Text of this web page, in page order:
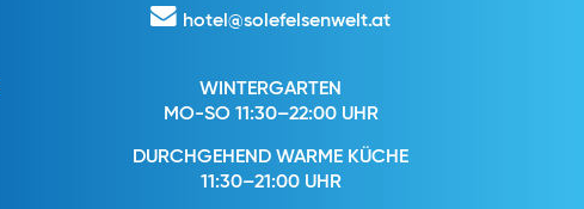
hotel@solefelsenwelt.at
WINTERGARTEN
MO-SO 11:30–22:00 UHR
DURCHGEHEND WARME KÜCHE
11:30–21:00 UHR